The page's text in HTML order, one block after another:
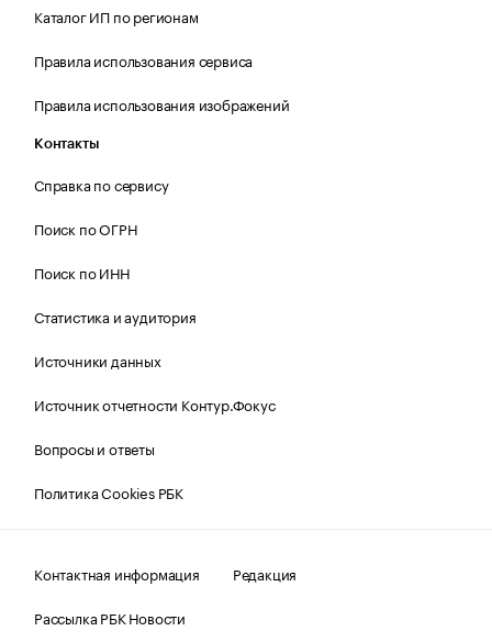
Каталог ИП по регионам
Правила использования сервиса
Правила использования изображений
Контакты
Справка по сервису
Поиск по ОГРН
Поиск по ИНН
Статистика и аудитория
Источники данных
Источник отчетности Контур.Фокус
Вопросы и ответы
Политика Cookies РБК
Контактная информация
Редакция
Рассылка РБК Новости